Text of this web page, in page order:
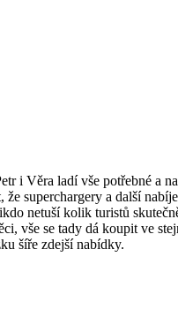
i Věra ladí vše potřebné
superchargery a další
netuší kolik turistů
vše se tady dá koupit ve
šíře zdejší nabídky.